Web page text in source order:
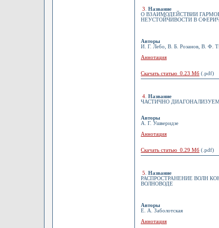
3
Название
О ВЗАИМОДЕЙСТВИИ
НЕУСТОЙЧИВОСТИ В
Авторы
И. Г. Лебо, В. Б. Розанов, В. Ф.
Аннотация
Скачать статью 0.23 Мб (.pdf)
4 Название
ЧАСТИЧНО
Авторы
А. Г. Ушверидзе
Аннотация
Скачать статью 0.29 Мб (.pdf)
5
Название
РАСПРОСТРАНЕНИЕ ВОЛН
ВОЛНОВОДЕ
Авторы
Е. А. Заболотская
Аннотация